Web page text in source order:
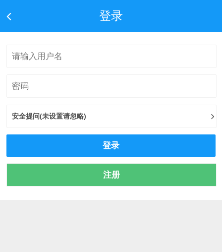
登录
安全提问(未设置请忽略)
登录
注册